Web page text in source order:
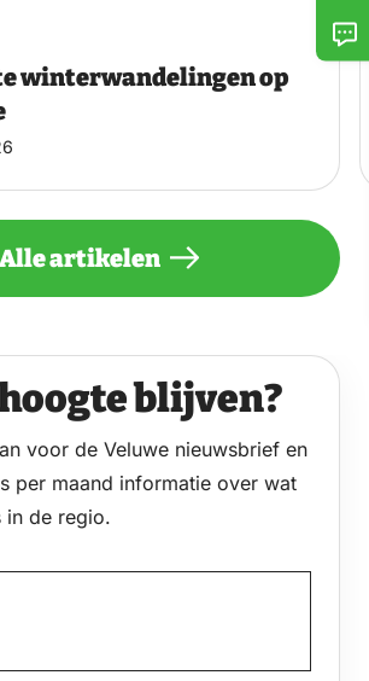
winterwandelingen op
Alle artikelen
blijven?
voor de Veluwe nieuwsbrief en
per maand informatie over wat
in de regio.